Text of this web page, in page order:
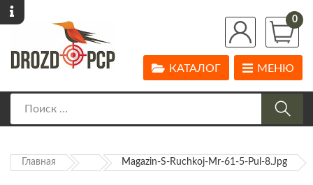
0
МЕНЮ
КАТАЛОГ
Главная Magazin-S-Ruchkoj-Mr-61-5-Pul-8.jpg